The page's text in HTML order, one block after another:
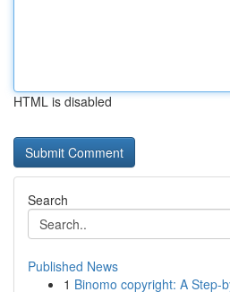
HTML is disabled
Search
Published News
1 Binomo copyright: A Step-